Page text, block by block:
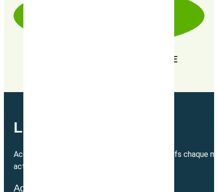
EN RECHERCHE PERPÉTUELLE DE
LETTRE MENSUELLE
Accédez directement à nos bons plans exclusifs chaque
actualité.